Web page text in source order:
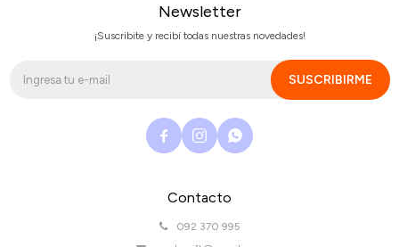
Contacto
092 370 995
Newsletter
¡Suscribite y recibí todas nuestras novedades!
SUSCRIBIRME
  